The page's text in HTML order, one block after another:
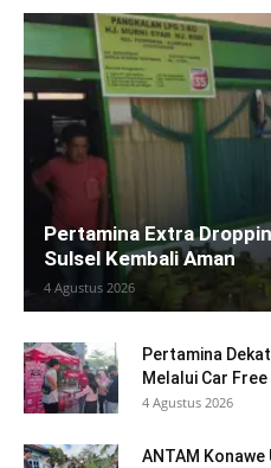
Pertamina Extra
Sulsel Kembali Aman
4 Agustus 2026
Pertamina
Melalui Car
4 Agustus 2026
ANTAM